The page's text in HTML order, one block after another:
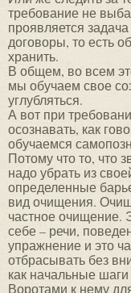
требование не
проявляется
договоры, то есть
хранить.
В общем, во всем
мы обучаем свое
углубляться.
А вот при
осознавать, как
обучаемся
Потому что то, что
надо убрать из
определенные
вид очищения.
частное очищение.
себе – речи,
упражнение и это
отбрасывать без
как начальные
Воротами к нему